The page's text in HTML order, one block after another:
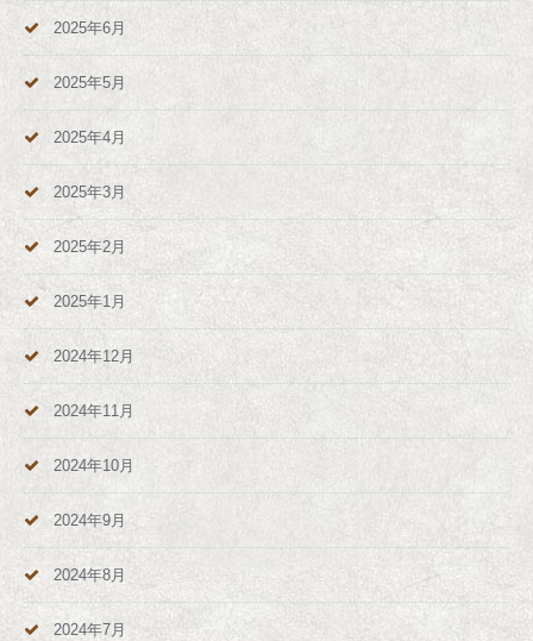
2025年6月
2025年5月
2025年4月
2025年3月
2025年2月
2025年1月
2024年12月
2024年11月
2024年10月
2024年9月
2024年8月
2024年7月